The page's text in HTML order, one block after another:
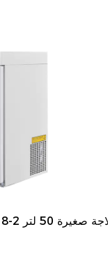
50 لتر 2-8 درجة مئوية للرعاية الصحية